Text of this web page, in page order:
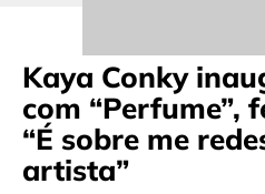
Kaya Conky
com “Perfume”,
“É sobre me
artista”